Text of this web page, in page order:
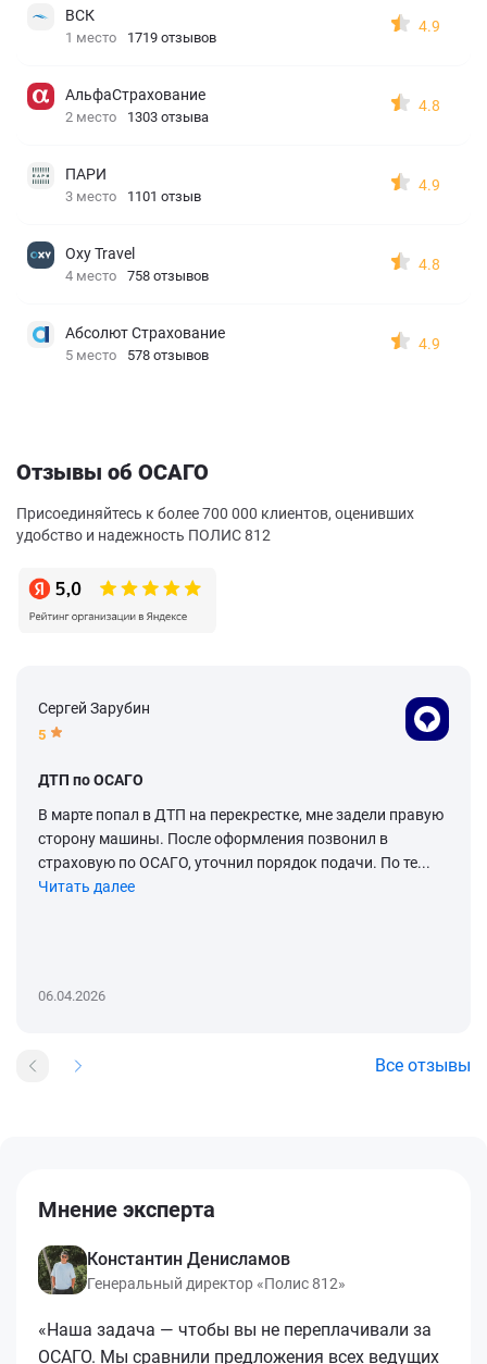
ВСК
1 место 1719 отзывов
4.9
АльфаСтрахование
2 место 1303 отзыва
4.8
ПАРИ
3 место 1101 отзыв
4.9
Oxy Travel
4 место 758 отзывов
4.8
Абсолют Страхование
5 место 578 отзывов
4.9
Отзывы об ОСАГО
Присоединяйтесь к более 700 000 клиентов, оценивших
удобство и надежность ПОЛИС 812
Сергей Зарубин
5
ДТП по ОСАГО
В марте попал в ДТП на перекрестке, мне задели правую
сторону машины. После оформления позвонил в
страховую по ОСАГО, уточнил порядок подачи. По те...
Читать далее
06.04.2026
Все отзывы
Мнение эксперта
Константин Денисламов
Генеральный директор «Полис 812»
«Наша задача — чтобы вы не переплачивали за
ОСАГО. Мы сравнили предложения всех ведущих